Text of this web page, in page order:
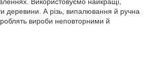
деревини. А різь, випалювання й ручна
вироби неповторними й